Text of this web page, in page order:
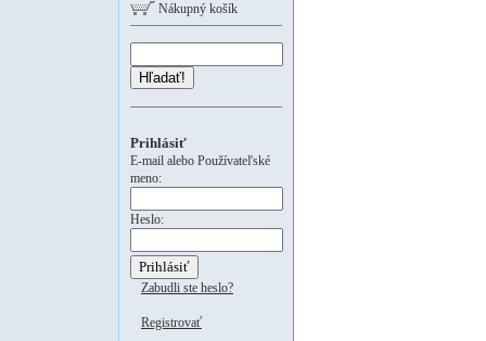
Nákupný košík
Hľadať!
Prihlásiť
E-mail alebo Používateľské
meno:
Heslo:
Zabudli ste heslo?
Registrovať